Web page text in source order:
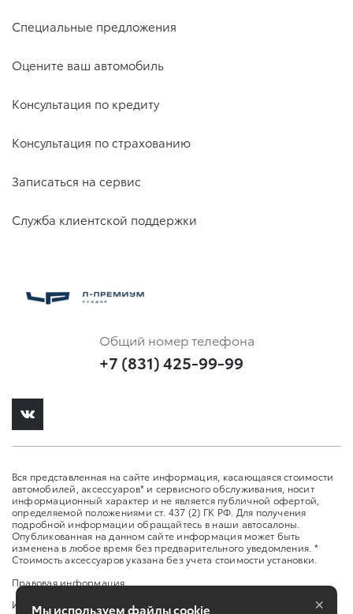
Специальные предложения
Оцените ваш автомобиль
Консультация по кредиту
Консультация по страхованию
Записаться на сервис
Служба клиентской поддержки
Общий номер телефона
+7 (831) 425-99-99
Вся представленная на сайте информация, касающаяся стоимости
автомобилей, аксессуаров* и сервисного обслуживания, носит
информационный характер и не является публичной офертой,
определяемой положениями ст. 437 (2) ГК РФ. Для получения
подробной информации обращайтесь в наши автосалоны.
Опубликованная на данном сайте информация может быть
изменена в любое время без предварительного уведомления. *
Стоимость аксессуаров указана без учета стоимости установки.
Правовая информация
Изменить настройку cookies
Мы используем файлы cookie ×